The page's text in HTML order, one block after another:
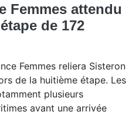
Femmes attendu
de 172
Femmes reliera Sisteron
de la huitième étape. Les
plusieurs
avant une arrivée